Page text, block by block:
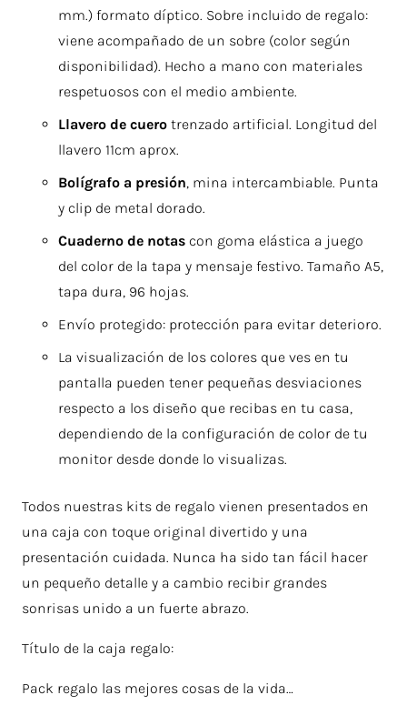
mm.) formato díptico. Sobre incluido de regalo:
viene acompañado de un sobre (color según
disponibilidad). Hecho a mano con materiales
respetuosos con el medio ambiente.
Llavero de cuero trenzado artificial. Longitud del
llavero 11cm aprox.
Bolígrafo a presión, mina intercambiable. Punta
y clip de metal dorado.
Cuaderno de notas con goma elástica a juego
del color de la tapa y mensaje festivo. Tamaño A5,
tapa dura, 96 hojas.
Envío protegido: protección para evitar deterioro.
La visualización de los colores que ves en tu
pantalla pueden tener pequeñas desviaciones
respecto a los diseño que recibas en tu casa,
dependiendo de la configuración de color de tu
monitor desde donde lo visualizas.
Todos nuestras kits de regalo vienen presentados en
una caja con toque original divertido y una
presentación cuidada. Nunca ha sido tan fácil hacer
un pequeño detalle y a cambio recibir grandes
sonrisas unido a un fuerte abrazo.
Título de la caja regalo:
Pack regalo las mejores cosas de la vida…